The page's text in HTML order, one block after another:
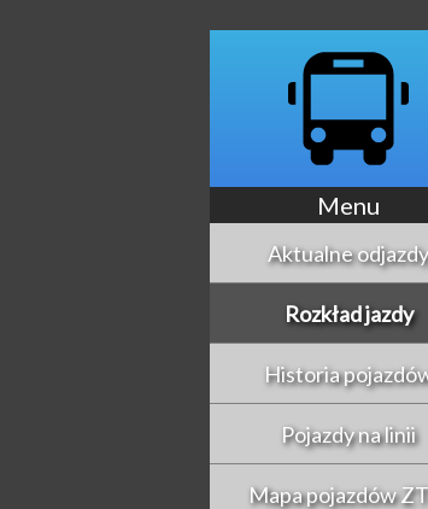
Menu
Aktualne odjazdy
Rozkład jazdy
Historia
Pojazdy na linii
Mapa pojazdów